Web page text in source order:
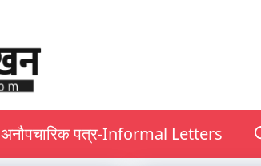
अनौपचारिक पत्र-Informal Letters